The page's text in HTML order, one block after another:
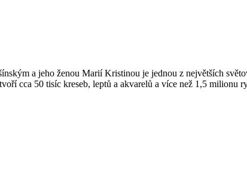
a jeho ženou Marií Kristinou je jednou z největších
cca 50 tisíc kreseb, leptů a akvarelů a více než 1,5 milionu